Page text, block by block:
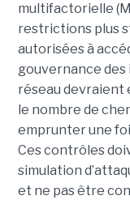
multifactorielle
restrictions plus
autorisées à
gouvernance
réseau devraient
le nombre de
emprunter une
Ces contrôles
simulation
et ne pas être